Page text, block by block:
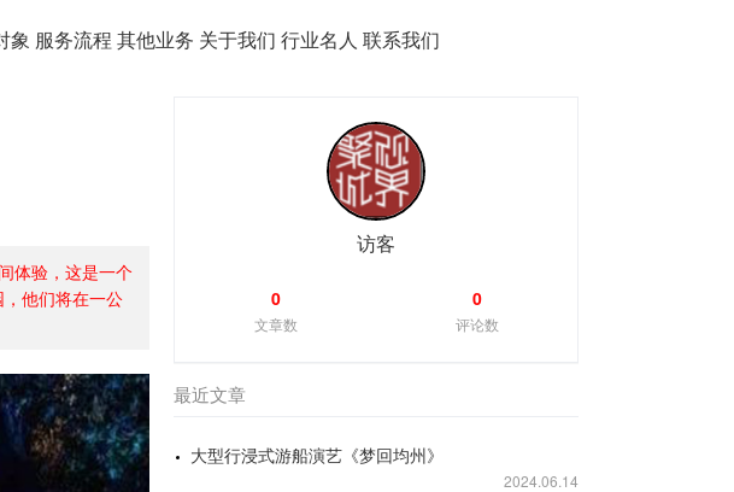
象 服务流程 其他业务 关于我们 行业名人 联系我们
体验，这是一个
他们将在一公
访客
0
文章数
0
评论数
最近文章
大型行浸式游船演艺《梦回均州》
2024.06.14